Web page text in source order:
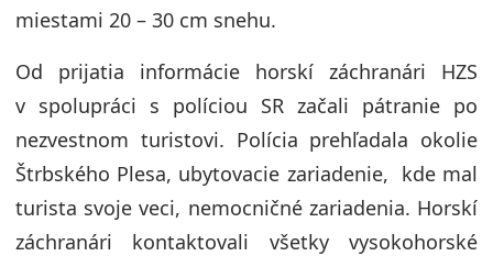
miestami 20 – 30 cm snehu.
Od prijatia informácie horskí záchranári HZS
v spolupráci s políciou SR začali pátranie po
nezvestnom turistovi. Polícia prehľadala okolie
Štrbského Plesa, ubytovacie zariadenie, kde mal
turista svoje veci, nemocničné zariadenia. Horskí
záchranári kontaktovali všetky vysokohorské